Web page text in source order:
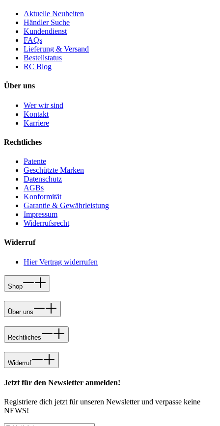
Aktuelle Neuheiten
Händler Suche
Kundendienst
FAQs
Lieferung & Versand
Bestellstatus
RC Blog
Über uns
Wer wir sind
Kontakt
Karriere
Rechtliches
Patente
Geschützte Marken
Datenschutz
AGBs
Konformität
Garantie & Gewährleistung
Impressum
Widerrufsrecht
Widerruf
Hier Vertrag widerrufen
Shop
Über uns
Rechtliches
Widerruf
Jetzt für den Newsletter anmelden!
Registriere dich jetzt für unseren Newsletter und verpasse keine
NEWS!